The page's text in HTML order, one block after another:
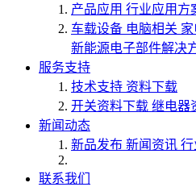
产品应用 行业应用方
车载设备 电脑相关
新能源电子部件解决
服务支持
技术支持 资料下载
开关资料下载 继电器
新闻动态
新品发布 新闻资讯 行
联系我们